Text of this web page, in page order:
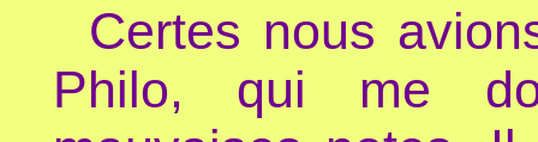
Certes nous
Philo, qui me